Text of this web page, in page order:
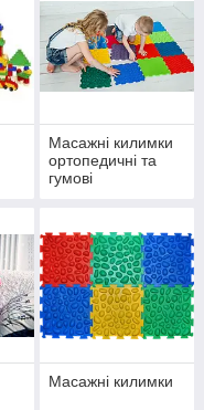
Масажні килимки
ортопедичні та
гумові
Масажні килимки